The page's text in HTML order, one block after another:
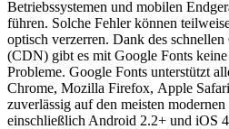
Betriebssystemen und mobilen
führen. Solche Fehler können
optisch verzerren. Dank des
(CDN) gibt es mit Google Fonts
Probleme. Google Fonts unterstützt
Chrome, Mozilla Firefox, Apple
zuverlässig auf den meisten
einschließlich Android 2.2+ und iOS